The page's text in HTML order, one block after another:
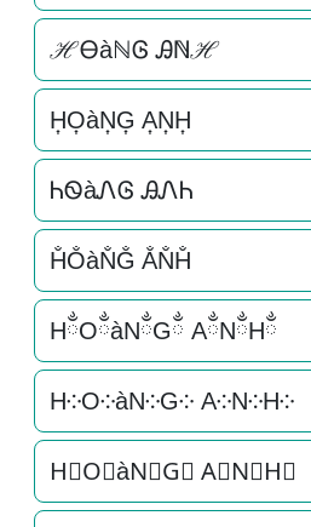
ℋᎾàℕᎶ Ꭿℕℋ
H͎O͎àN͎G͎ A͎N͎H͎
ᏂᏫàᏁᎶ ᎯᏁᏂ
H̐O̐àN̐G̐ A̐N̐H̐
HྂOྂàNྂGྂ AྂNྂHྂ
H༶O༶àN༶G༶ A༶N༶H༶
H⃕O⃕àN⃕G⃕ A⃕N⃕H⃕